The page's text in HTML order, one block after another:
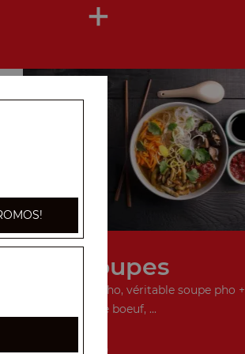
+
Nos Soupes
véritable soupe pho, véritable soupe pho +
boulettes de boeuf, ...